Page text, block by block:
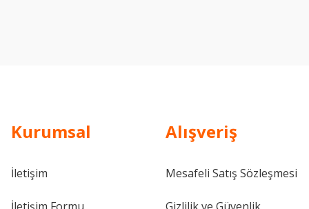
Kurumsal
İletişim
Alışveriş
Mesafeli Satış Sözleşmesi